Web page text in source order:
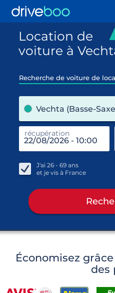
Location de
voiture à
Recherche de voiture de
Vechta (Basse-
récupération
J'ai 26 - 69 ans
et je vis à France
Économisez
des